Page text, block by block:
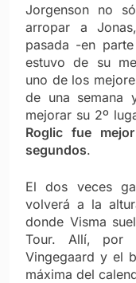
Jorgenson no
arropar a
pasada -en
estuvo de su
uno de los
de una semana
mejorar su 2º
Roglic fue
segundos.
El dos veces
volverá a la
donde Visma
Tour. Allí, por
Vingegaard y el
máxima del